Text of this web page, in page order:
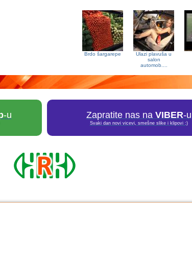
Ulazi plavuša u
salon
automob....
Brdo šargarepe
-u Zapratite nas na VIBER-u
Svaki dan novi vicevi, smešne slike i klipovi :)